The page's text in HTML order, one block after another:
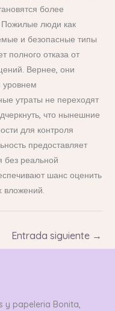
более
люди как
и безопасные типы
полного отказа от
Вернее, они
утраты не переходят
что нынешние
для контроля
предоставляет
без реальной
шанс оценить
вложений.
Entrada siguiente →
y papeleria Bonita,